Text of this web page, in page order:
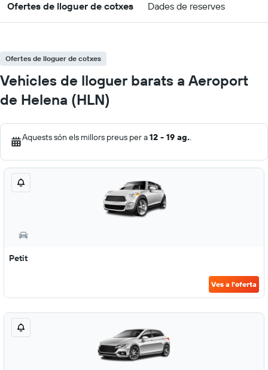
Ofertes de lloguer de cotxes Dades de reserves
Ofertes de lloguer de cotxes
Vehicles de lloguer barats a Aeroport
de Helena (HLN)
Aquests són els millors preus per a12 - 19 ag..
Petit
Ves a l'oferta